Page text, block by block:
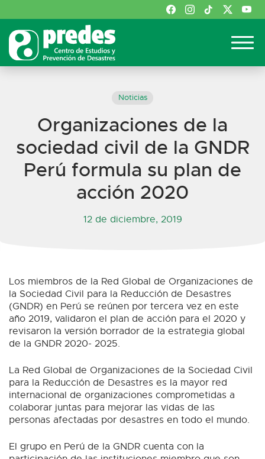
Noticias
Organizaciones de la
sociedad civil de la GNDR
Perú formula su plan de
acción 2020
12 de diciembre, 2019
Los miembros de la Red Global de Organizaciones de
la Sociedad Civil para la Reducción de Desastres
(GNDR) en Perú se reúnen por tercera vez en este
año 2019, validaron el plan de acción para el 2020 y
revisaron la versión borrador de la estrategia global
de la GNDR 2020- 2025.
La Red Global de Organizaciones de la Sociedad Civil
para la Reducción de Desastres es la mayor red
internacional de organizaciones comprometidas a
colaborar juntas para mejorar las vidas de las
personas afectadas por desastres en todo el mundo.
El grupo en Perú de la GNDR cuenta con la